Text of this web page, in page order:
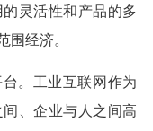
灵活性和产品的多
围经济。
。工业互联网作为
、企业与人之间高